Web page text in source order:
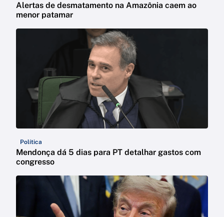
Alertas de desmatamento na Amazônia caem ao
menor patamar
Política
Mendonça dá 5 dias para PT detalhar gastos com
congresso